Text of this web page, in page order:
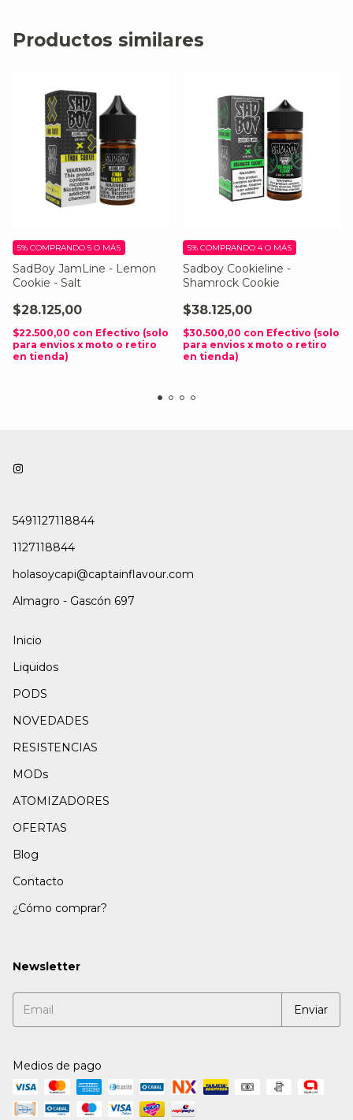
Productos similares
SadBoy JamLine - Lemon
Cookie - Salt
$28.125,00
5% COMPRANDO 5 O MÁS
$22.500,00 con Efectivo (solo
para envios x moto o retiro
en tienda)
Sadboy Cookieline -
Shamrock Cookie
$38.125,00
5% COMPRANDO 4 O MÁS
$30.500,00 con Efectivo (solo
para envios x moto o retiro
en tienda)
5491127118844
1127118844
holasoycapi@captainflavour.com
Almagro - Gascón 697
Inicio
Liquidos
PODS
NOVEDADES
RESISTENCIAS
MODs
ATOMIZADORES
OFERTAS
Blog
Contacto
¿Cómo comprar?
Newsletter
Medios de pago